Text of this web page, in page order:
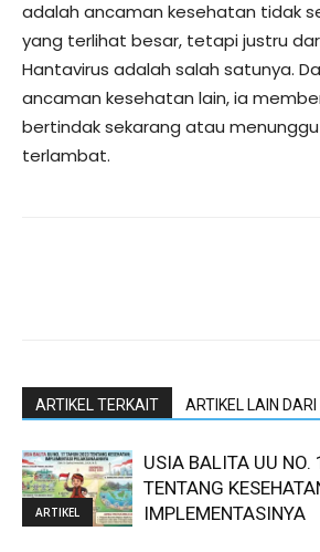
adalah ancaman kesehatan tidak
yang terlihat besar, tetapi justru
Hantavirus adalah salah satunya.
ancaman kesehatan lain, ia
bertindak sekarang atau
terlambat.
ARTIKEL TERKAIT ARTIKEL LAIN DARI
ARTIKEL
USIA BALITA UU
TENTANG
IMPLEMENTASINYA